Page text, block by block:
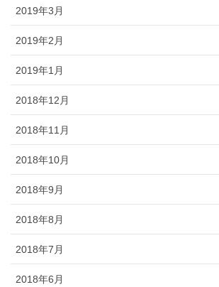
2019年3月
2019年2月
2019年1月
2018年12月
2018年11月
2018年10月
2018年9月
2018年8月
2018年7月
2018年6月